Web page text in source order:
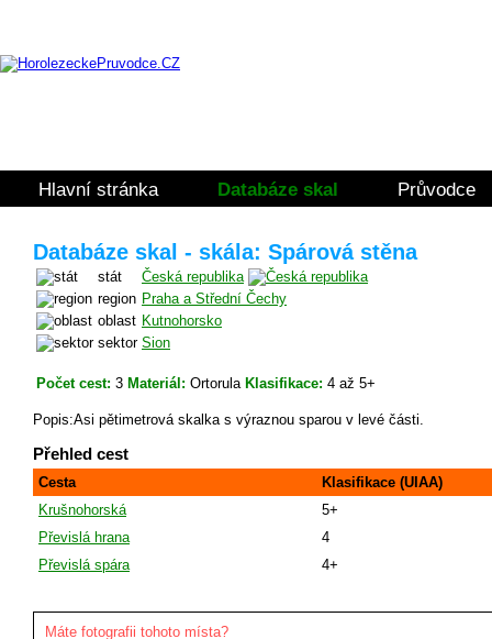
Hlavní stránka Databáze skal Průvodce
Databáze skal - skála: Spárová stěna
stát
Česká republika
region Praha a Střední Čechy
oblast Kutnohorsko
sektor Sion
Počet cest: 3 Materiál: Ortorula Klasifikace: 4 až 5+
Popis:Asi pětimetrová skalka s výraznou sparou v levé části.
Přehled cest
Cesta
Klasifikace (UIAA)
Krušnohorská
5+
Převislá hrana
4
Převislá spára
4+
Máte fotografii tohoto místa?